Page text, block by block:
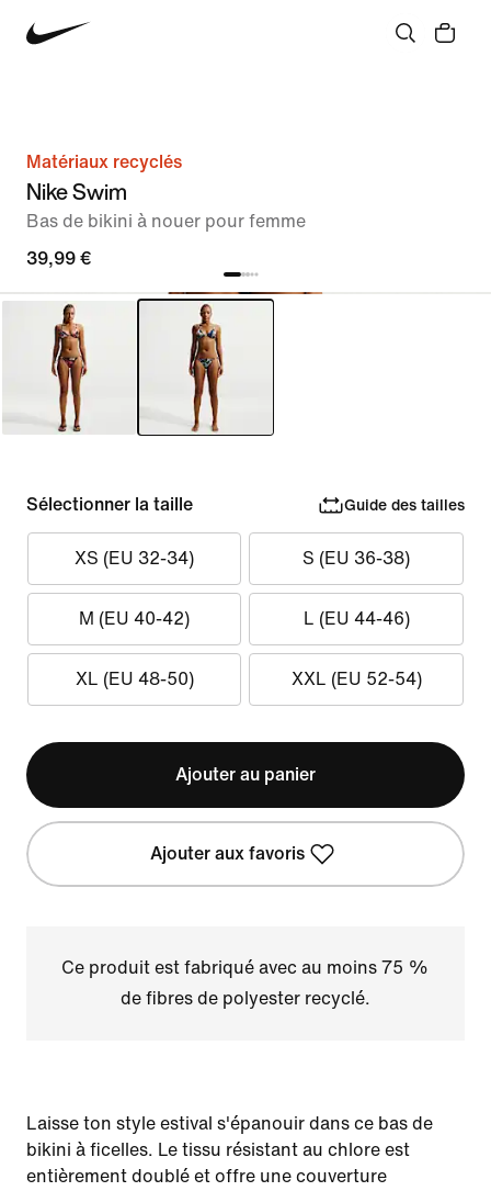
Matériaux recyclés
Nike Swim
Bas de bikini à nouer pour femme
39,99 €
Sélectionner la taille Guide des tailles
XS (EU 32-34) S (EU 36-38)
M (EU 40-42) L (EU 44-46)
XL (EU 48-50) XXL (EU 52-54)
Ajouter au panier
Ajouter aux favoris
Ce produit est fabriqué avec au moins 75 %
de fibres de polyester recyclé.
Laisse ton style estival s'épanouir dans ce bas de
bikini à ficelles. Le tissu résistant au chlore est
entièrement doublé et offre une couverture